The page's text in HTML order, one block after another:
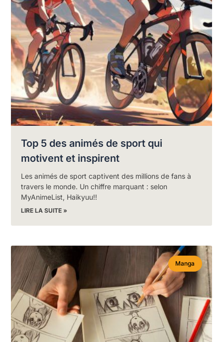
Top 5 des animés de sport qui
motivent et inspirent
Les animés de sport captivent des millions de fans à
travers le monde. Un chiffre marquant : selon
MyAnimeList, Haikyuu!!
LIRE LA SUITE »
Manga